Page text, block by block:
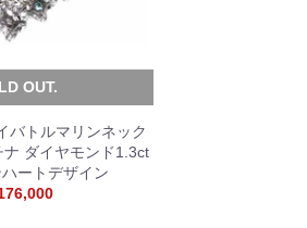
OUT.
バトルマリンネック
ダイヤモンド1.3ct
ートデザイン